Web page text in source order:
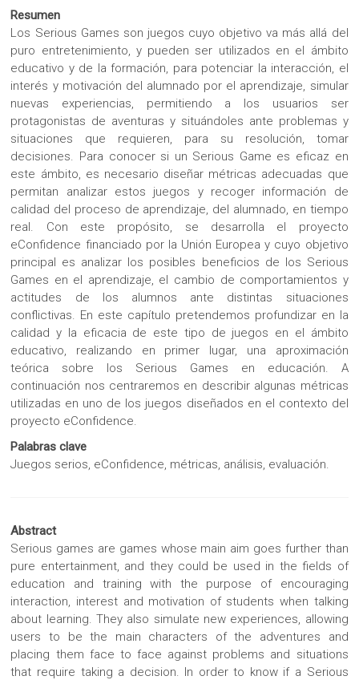
Resumen
Los Serious Games son juegos cuyo objetivo va más allá del
puro entretenimiento, y pueden ser utilizados en el ámbito
educativo y de la formación, para potenciar la interacción, el
interés y motivación del alumnado por el aprendizaje, simular
nuevas experiencias, permitiendo a los usuarios ser
protagonistas de aventuras y situándoles ante problemas y
situaciones que requieren, para su resolución, tomar
decisiones. Para conocer si un Serious Game es eficaz en
este ámbito, es necesario diseñar métricas adecuadas que
permitan analizar estos juegos y recoger información de
calidad del proceso de aprendizaje, del alumnado, en tiempo
real. Con este propósito, se desarrolla el proyecto
eConfidence financiado por la Unión Europea y cuyo objetivo
principal es analizar los posibles beneficios de los Serious
Games en el aprendizaje, el cambio de comportamientos y
actitudes de los alumnos ante distintas situaciones
conflictivas. En este capítulo pretendemos profundizar en la
calidad y la eficacia de este tipo de juegos en el ámbito
educativo, realizando en primer lugar, una aproximación
teórica sobre los Serious Games en educación. A
continuación nos centraremos en describir algunas métricas
utilizadas en uno de los juegos diseñados en el contexto del
proyecto eConfidence.
Palabras clave
Juegos serios, eConfidence, métricas, análisis, evaluación.
Abstract
Serious games are games whose main aim goes further than
pure entertainment, and they could be used in the fields of
education and training with the purpose of encouraging
interaction, interest and motivation of students when talking
about learning. They also simulate new experiences, allowing
users to be the main characters of the adventures and
placing them face to face against problems and situations
that require taking a decision. In order to know if a Serious